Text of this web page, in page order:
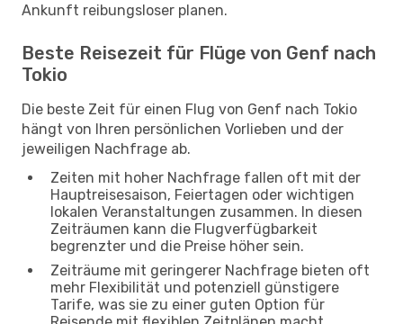
Ankunft reibungsloser planen.
Beste Reisezeit für Flüge von Genf nach
Tokio
Die beste Zeit für einen Flug von Genf nach Tokio
hängt von Ihren persönlichen Vorlieben und der
jeweiligen Nachfrage ab.
Zeiten mit hoher Nachfrage fallen oft mit der
Hauptreisesaison, Feiertagen oder wichtigen
lokalen Veranstaltungen zusammen. In diesen
Zeiträumen kann die Flugverfügbarkeit
begrenzter und die Preise höher sein.
Zeiträume mit geringerer Nachfrage bieten oft
mehr Flexibilität und potenziell günstigere
Tarife, was sie zu einer guten Option für